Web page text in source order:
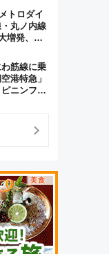
！9月13
喫ツア
トロダイ
丸ノ内線
増発、混
筋線に乗
港特急」
ニンファ